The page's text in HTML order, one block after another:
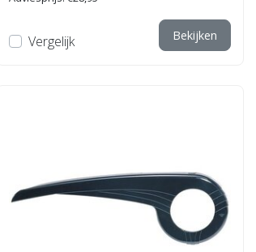
Vergelijk Bekijken